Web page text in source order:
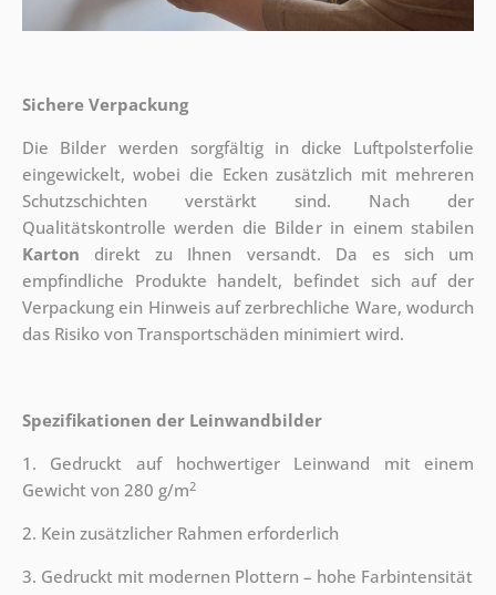
Sichere Verpackung
Die Bilder werden sorgfältig in dicke Luftpolsterfolie
eingewickelt, wobei die Ecken zusätzlich mit mehreren
Schutzschichten verstärkt sind. Nach der
Qualitätskontrolle werden die Bilder in einem stabilen
Karton direkt zu Ihnen versandt. Da es sich um
empfindliche Produkte handelt, befindet sich auf der
Verpackung ein Hinweis auf zerbrechliche Ware, wodurch
das Risiko von Transportschäden minimiert wird.
Spezifikationen der Leinwandbilder
1. Gedruckt auf hochwertiger Leinwand mit einem
Gewicht von 280 g/m2
2. Kein zusätzlicher Rahmen erforderlich
3. Gedruckt mit modernen Plottern – hohe Farbintensität